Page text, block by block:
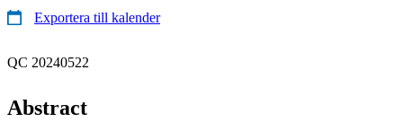
Exportera till kalender
QC 20240522
Abstract